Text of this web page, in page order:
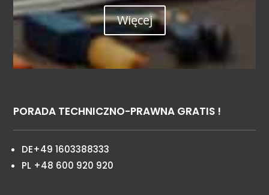
Więcej
PORADA TECHNICZNO-PRAWNA GRATIS !
DE+49 1603388333
PL +48 600 920 920